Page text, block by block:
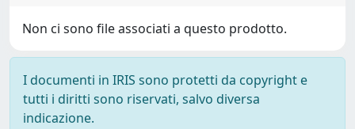
Non ci sono file associati a questo prodotto.
I documenti in IRIS sono protetti da copyright e
tutti i diritti sono riservati, salvo diversa
indicazione.